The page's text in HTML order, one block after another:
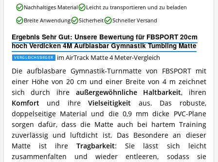
ist
diese
AirTrack
Matte
4
Meter
erhältlich?
Ergebnis Sehr Gut: Unsere Bewertung für FBSPORT 20cm
hoch Verdicken 4M Aufblasbar Gymnastik Tumbling Matte
VERGLEICHSSIEGER im AirTrack Matte 4 Meter-Vergleich
Die aufblasbare Gymnastik-Turnmatte von FBSPORT mit
einer Höhe von 20 cm und einer Breite von 4 m zeichnet
sich durch ihre außergewöhnliche Haltbarkeit, ihren
Komfort und ihreVielseitigkeit aus. Das robuste,
doppelseitige Material und die 0,9 mm dicke PVC-Plane
sorgen dafür, dass die Matte auch bei hartem Training
zuverlässig und luftdicht ist. Das Besondere an dieser
Matte ist ihreTragbarkeit: Sie lässt sich leicht
zusammenfalten und wieder entleeren, sodass sie
FBSPORT
20cm
hoch
4M
Aufblasbar
Gymnastik
Tumbling
Matte
Vorteile:
Was
spricht
für
diese
AirTrack
Matte
4
Meter?
Nachhaltiges Material
Leicht zu transportieren und zu beladen
Breite Anwendung
Sicherheit Schneller Versand